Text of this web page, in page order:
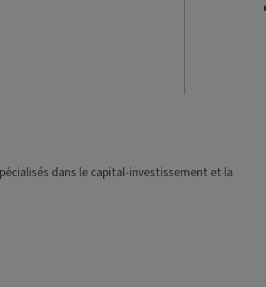
dans le capital-investissement et la